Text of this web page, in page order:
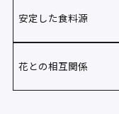
安定した食料源
花との相互関係